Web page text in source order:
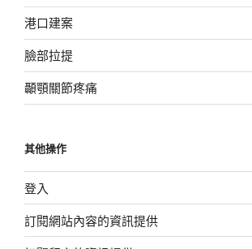
港口建案
臉部拉提
顳顎關節疼痛
其他操作
登入
訂閱網站內容的資訊提供